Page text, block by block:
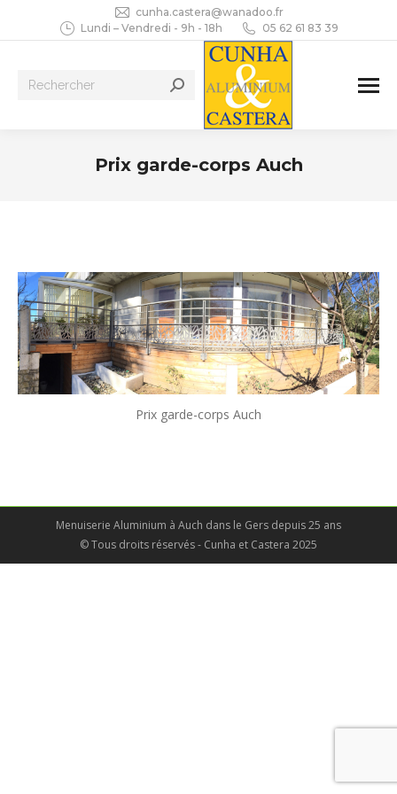
cunha.castera@wanadoo.fr
Lundi – Vendredi - 9h - 18h
05 62 61 83 39
Recherche
Prix garde-corps Auch
Prix garde-corps Auch
Menuiserie Aluminium à Auch dans le Gers depuis 25 ans
© Tous droits réservés - Cunha et Castera 2025